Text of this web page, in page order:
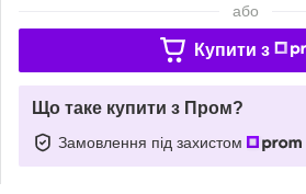
або
Купити з
Що таке купити з Пром?
Замовлення під захистом